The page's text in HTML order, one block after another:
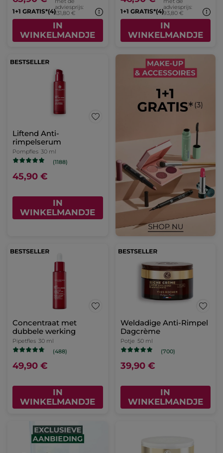
adviesprijs:
131,80 €
1+1 GRATIS*(4)
IN
WINKELMANDJE
adviesprijs:
93,80 €
1+1 GRATIS*(4)
IN
WINKELMANDJE
Liftend Anti-
rimpelserum
Pompfles 30 ml
(1188)
45,90 €
IN
WINKELMANDJE
Concentraat met
dubbele werking
Pipetfles 30 ml
(488)
49,90 €
IN
WINKELMANDJE
Weldadige Anti-Rimpel
Dagcrème
Potje 50 ml
(700)
39,90 €
IN
WINKELMANDJE